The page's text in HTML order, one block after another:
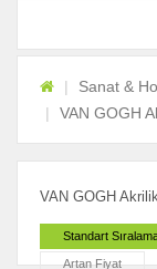
Sanat &
VAN GOGH
VAN GOGH
Standart
Artan Fiyat